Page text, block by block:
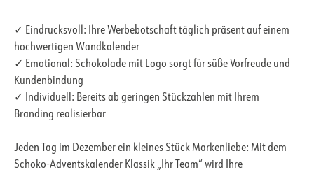
✓ Eindrucksvoll: Ihre Werbebotschaft täglich präsent auf einem
hochwertigen Wandkalender
✓ Emotional: Schokolade mit Logo sorgt für süße Vorfreude und
Kundenbindung
✓ Individuell: Bereits ab geringen Stückzahlen mit Ihrem
Branding realisierbar
Jeden Tag im Dezember ein kleines Stück Markenliebe: Mit dem
Schoko-Adventskalender Klassik „Ihr Team“ wird Ihre